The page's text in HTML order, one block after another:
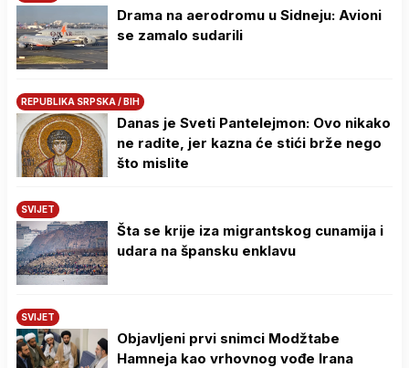
Drama na aerodromu u Sidneju: Avioni
se zamalo sudarili
REPUBLIKA SRPSKA / BIH
Danas je Sveti Pantelejmon: Ovo nikako
ne radite, jer kazna će stići brže nego
što mislite
SVIJET
Šta se krije iza migrantskog cunamija i
udara na špansku enklavu
SVIJET
Objavljeni prvi snimci Modžtabe
Hamneja kao vrhovnog vođe Irana